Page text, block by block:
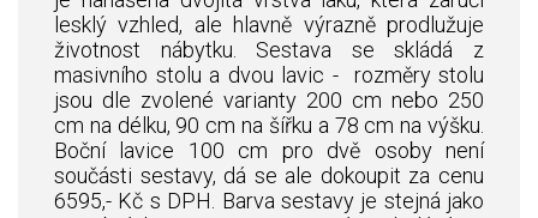
lesklý vzhled, ale hlavně výrazně prodlužuje
životnost nábytku. Sestava se skládá z
masivního stolu a dvou lavic - rozměry stolu
jsou dle zvolené varianty 200 cm nebo 250
cm na délku, 90 cm na šířku a 78 cm na výšku.
Boční lavice 100 cm pro dvě osoby není
součásti sestavy, dá se ale dokoupit za cenu
6595,- Kč s DPH. Barva sestavy je stejná jako